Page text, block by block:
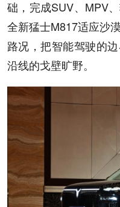
础，完成SUV、MPV
全新猛士M817适应沙
路况，把智能驾驶的
沿线的戈壁旷野。